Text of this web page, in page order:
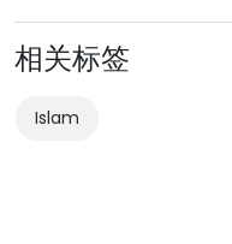
相关标签
Islam